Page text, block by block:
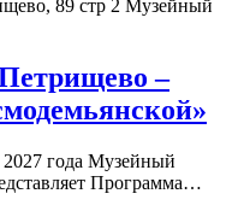
89 стр 2 Музейный
–
2027 года Музейный
Программа…